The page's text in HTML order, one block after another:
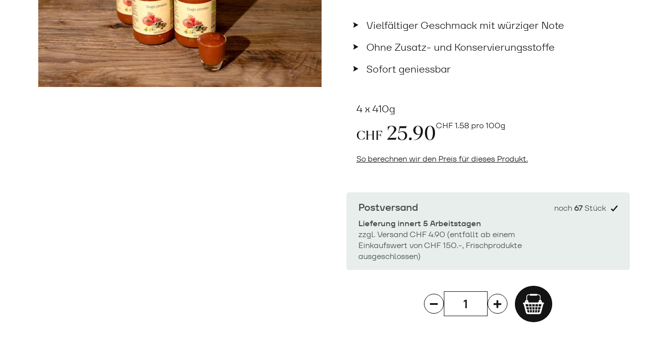
Vielfältiger Geschmack mit würziger Note
Ohne Zusatz- und Konservierungsstoffe
Sofort geniessbar
4 x 410g
CHF 25.90CHF1.58 pro 100g
So berechnen wir den Preis für dieses Produkt.
Postversand
Lieferung innert 5 Arbeitstagen
zzgl. Versand CHF 4.90 (entfällt ab einem
Einkaufswert von CHF 150.-, Frischprodukte
ausgeschlossen)
noch67Stück
Add